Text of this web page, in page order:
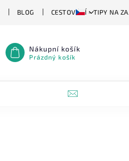
BLOG CESTOVÁNÍ - TIPY NA
Nákupní košík
Prázdný košík